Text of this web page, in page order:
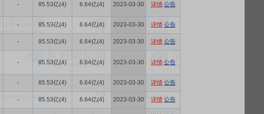
- 85.53亿(4) 6.64亿(4) 2023-03-30 详情 公告
- 85.53亿(4) 6.64亿(4) 2023-03-30 详情 公告
- 85.53亿(4) 6.64亿(4) 2023-03-30 详情 公告
- 85.53亿(4) 6.64亿(4) 2023-03-30 详情 公告
- 85.53亿(4) 6.64亿(4) 2023-03-30 详情 公告
- 85.53亿(4) 6.64亿(4) 2023-03-30 详情 公告